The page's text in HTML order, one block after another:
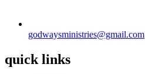
godwaysministries@gmail.com
quick links